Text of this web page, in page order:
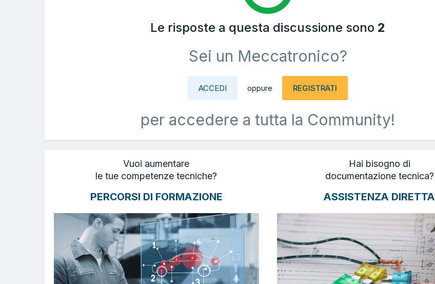
Le risposte a questa discussione sono 2
Sei un Meccatronico?
ACCEDI oppure REGISTRATI
per accedere a tutta la Community!
Vuoi aumentare
le tue competenze tecniche?
PERCORSI DI FORMAZIONE
Hai bisogno di
documentazione tecnica?
ASSISTENZA DIRETTA